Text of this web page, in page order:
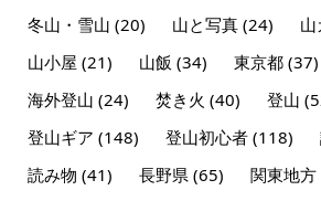
冬山・雪山 (20) 山と写真(24)
山小屋 (21) 山飯 (34) 東京都(37)
海外登山 (24) 焚き火 (40) 登山
登山ギア (148) 登山初心者(118)
読み物 (41) 長野県(65) 関東地方